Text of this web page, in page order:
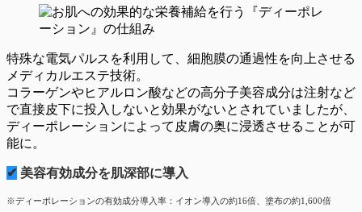
特殊な電気パルスを利用して、細胞膜の通過性を向上させる
メディカルエステ技術。
コラーゲンやヒアルロン酸などの高分子美容成分は注射など
で直接皮下に投入しないと効果がないとされていましたが、
ディーポレーションによって皮膚の奥に浸透させることが可
能に。
✔ 美容有効成分を肌深部に導入
※ディーポレーションの有効成分導入率：イオン導入の約16倍、塗布の約1,600倍